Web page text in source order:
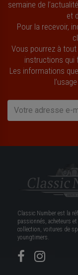
semaine de
et
Pour la recevoir,
Vous pourrez à
instructions qui
Les informations
Classic Number est la
passionnés, acheteurs
collection, voitures de
youngtimers.